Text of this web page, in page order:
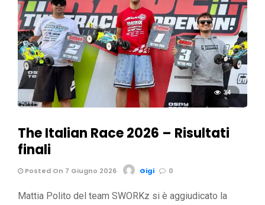
34
The Italian Race 2026 – Risultati
finali
Posted On 7 Giugno 2026 Gigi 0
Mattia Polito del team SWORKz si è aggiudicato la